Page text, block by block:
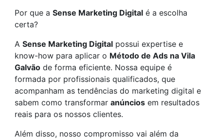
Por que a Sense Marketing Digital é a escolha
certa?
A Sense Marketing Digital possui expertise e
know-how para aplicar o Método de Ads na Vila
Galvão de forma eficiente. Nossa equipe é
formada por profissionais qualificados, que
acompanham as tendências do marketing digital e
sabem como transformar anúncios em resultados
reais para os nossos clientes.
Além disso, nosso compromisso vai além da